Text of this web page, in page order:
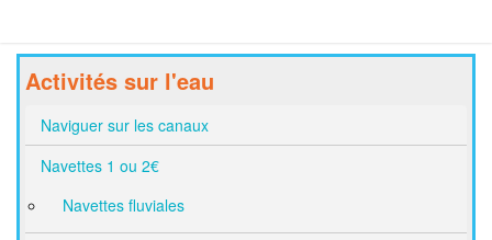
Activités sur l'eau
Naviguer sur les canaux
Navettes 1 ou 2€
Navettes fluviales